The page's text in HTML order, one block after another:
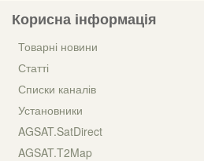
Корисна інформація
Товарні новини
Статті
Списки каналів
Установники
AGSAT.SatDirect
AGSAT.T2Map